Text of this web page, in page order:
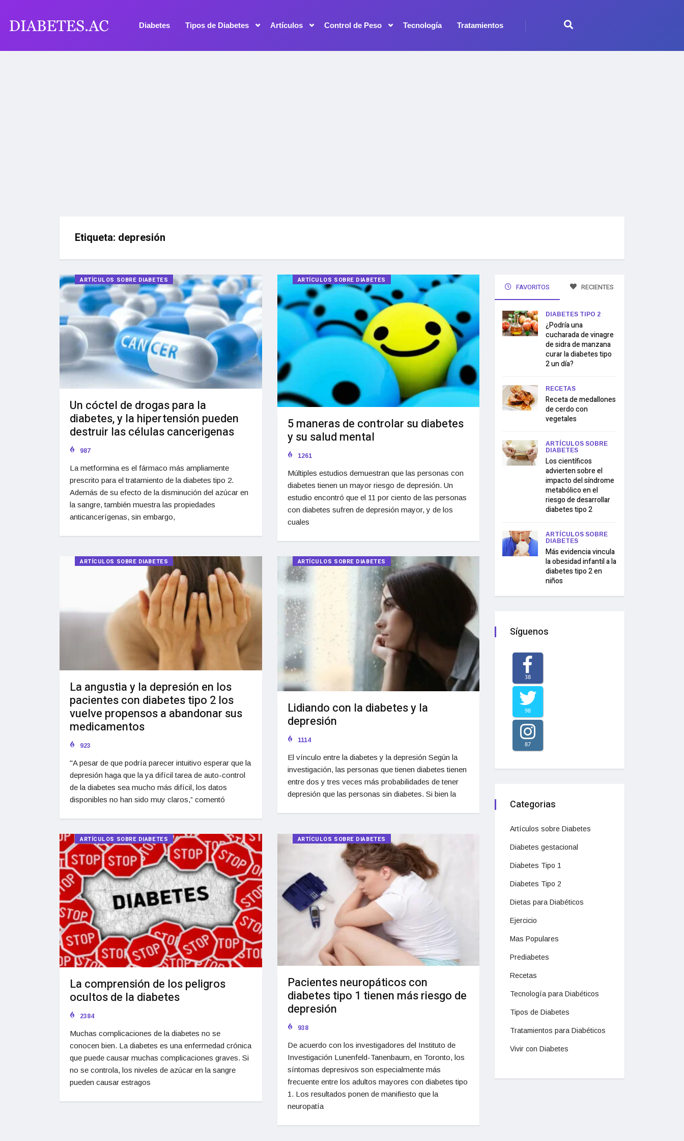
Diabetes Tipos de Diabetes Artículos Control de Peso Tecnología Tratamientos
Etiqueta: depresión
ARTÍCULOS SOBRE DIABETES
Un cóctel de drogas para la
diabetes, y la hipertensión pueden
destruir las células cancerigenas
987
La metformina es el fármaco más ampliamente
prescrito para el tratamiento de la diabetes tipo 2.
Además de su efecto de la disminución del azúcar en
la sangre, también muestra las propiedades
anticancerígenas, sin embargo,
ARTÍCULOS SOBRE DIABETES
5 maneras de controlar su diabetes
y su salud mental
1261
Múltiples estudios demuestran que las personas con
diabetes tienen un mayor riesgo de depresión. Un
estudio encontró que el 11 por ciento de las personas
con diabetes sufren de depresión mayor, y de los
cuales
ARTÍCULOS SOBRE DIABETES
La angustia y la depresión en los
pacientes con diabetes tipo 2 los
vuelve propensos a abandonar sus
medicamentos
923
"A pesar de que podría parecer intuitivo esperar que la
depresión haga que la ya difícil tarea de auto-control
de la diabetes sea mucho más difícil, los datos
disponibles no han sido muy claros,” comentó
ARTÍCULOS SOBRE DIABETES
Lidiando con la diabetes y la
depresión
1114
El vínculo entre la diabetes y la depresión Según la
investigación, las personas que tienen diabetes tienen
entre dos y tres veces más probabilidades de tener
depresión que las personas sin diabetes. Si bien la
ARTÍCULOS SOBRE DIABETES
La comprensión de los peligros
ocultos de la diabetes
2384
Muchas complicaciones de la diabetes no se
conocen bien. La diabetes es una enfermedad crónica
que puede causar muchas complicaciones graves. Si
no se controla, los niveles de azúcar en la sangre
pueden causar estragos
ARTÍCULOS SOBRE DIABETES
Pacientes neuropáticos con
diabetes tipo 1 tienen más riesgo de
depresión
938
De acuerdo con los investigadores del Instituto de
Investigación Lunenfeld-Tanenbaum, en Toronto, los
síntomas depresivos son especialmente más
frecuente entre los adultos mayores con diabetes tipo
1. Los resultados ponen de manifiesto que la
neuropatía
FAVORITOS RECIENTES
DIABETES TIPO 2
¿Podría una
cucharada de vinagre
de sidra de manzana
curar la diabetes tipo
2 un día?
RECETAS
Receta de medallones
de cerdo con
vegetales
ARTÍCULOS SOBRE
DIABETES
Los científicos
advierten sobre el
impacto del síndrome
metabólico en el
riesgo de desarrollar
diabetes tipo 2
ARTÍCULOS SOBRE
DIABETES
Más evidencia vincula
la obesidad infantil a la
diabetes tipo 2 en
niños
Síguenos
38
98
87
Categorias
Artículos sobre Diabetes
Diabetes gestacional
Diabetes Tipo 1
Diabetes Tipo 2
Dietas para Diabéticos
Ejercicio
Mas Populares
Prediabetes
Recetas
Tecnología para Diabéticos
Tipos de Diabetes
Tratamientos para Diabéticos
Vivir con Diabetes